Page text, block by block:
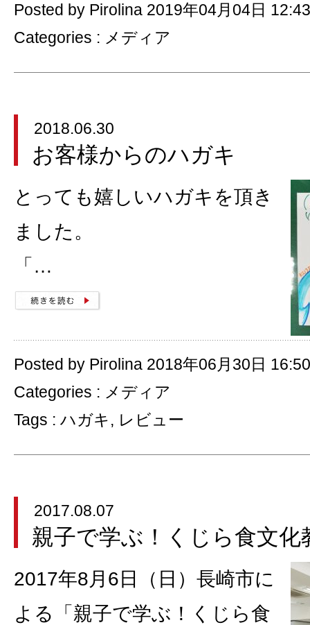
Posted by Pirolina 2019年04月04日 12:43
Categories : メディア
2018.06.30
お客様からのハガキ
とっても嬉しいハガキを頂き
ました。
「…
Posted by Pirolina 2018年06月30日 16:50
Categories : メディア
Tags : ハガキ, レビュー
2017.08.07
親子で学ぶ！くじら食文化
2017年8月6日（日）長崎市に
よる「親子で学ぶ！くじら食